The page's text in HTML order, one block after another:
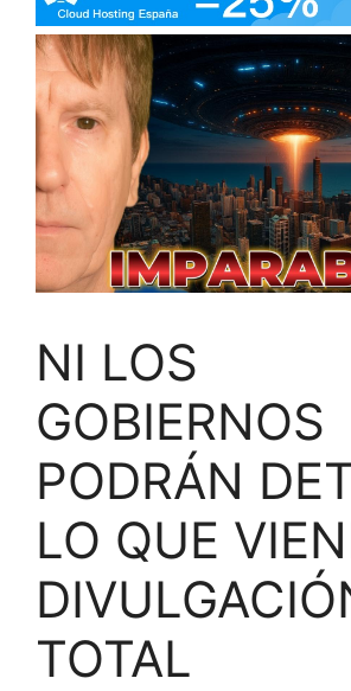
NI LOS
GOBIERNOS
PODRÁN
LO QUE
TOTAL